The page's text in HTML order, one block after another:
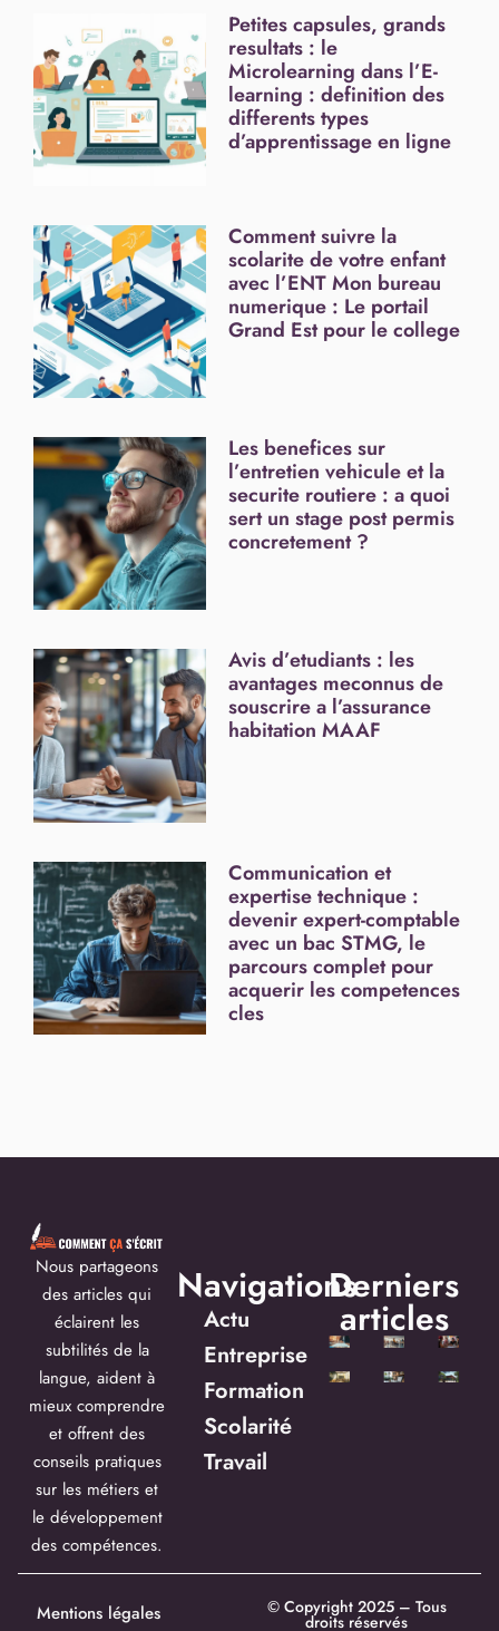
Petites capsules, grands
resultats : le
Microlearning dans l’E-
learning : definition des
differents types
d’apprentissage en ligne
Comment suivre la
scolarite de votre enfant
avec l’ENT Mon bureau
numerique : Le portail
Grand Est pour le college
Les benefices sur
l’entretien vehicule et la
securite routiere : a quoi
sert un stage post permis
concretement ?
Avis d’etudiants : les
avantages meconnus de
souscrire a l’assurance
habitation MAAF
Communication et
expertise technique :
devenir expert-comptable
avec un bac STMG, le
parcours complet pour
acquerir les competences
cles
Nous partageons
des articles qui
éclairent les
subtilités de la
langue, aident à
mieux comprendre
et offrent des
conseils pratiques
sur les métiers et
le développement
des compétences.
Navigations
Actu
Entreprise
Formation
Scolarité
Travail
Derniers
articles
© Copyright 2025 – Tous
droits réservés
Mentions légales